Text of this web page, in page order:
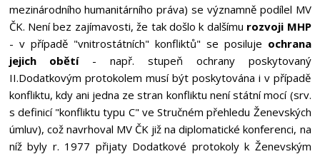
mezinárodního humanitárního práva) se významně podílel MV
ČK. Není bez zajímavosti, že tak došlo k dalšímu rozvoji MHP
- v případě "vnitrostátních" konfliktů" se posiluje ochrana
jejich obětí- např. stupeň ochrany poskytovaný
II.Dodatkovým protokolem musí být poskytována i v případě
konfliktu, kdy ani jedna ze stran konfliktu není státní mocí (srv.
s definicí "konfliktu typu C" ve Stručném přehledu Ženevských
úmluv), což navrhoval MV ČK již na diplomatické konferenci, na
níž byly r. 1977 přijaty Dodatkové protokoly k Ženevským